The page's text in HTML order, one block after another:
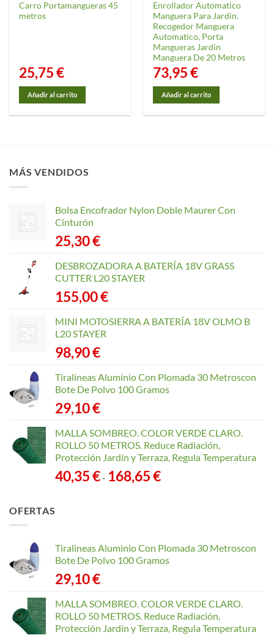
Carro Portamangueras 45
metros
25,75€
Añadir al carrito
Enrollador Automatico
Manguera Para Jardin.
Recogedor Manguera
Automatico, Porta
Mangueras Jardin
Manguera De 20 Metros
73,95€
Añadir al carrito
MÁS VENDIDOS
Bolsa Encofrador Nylon Doble Maurer Con
Cinturón
25,30€
DESBROZADORA A BATERÍA 18V GRASS
CUTTER L20 STAYER
155,00€
MINI MOTOSIERRA A BATERÍA 18V OLMO B
L20 STAYER
98,90€
Tiralineas Aluminio Con Plomada 30 Metroscon
Bote De Polvo 100 Gramos
29,10€
MALLA SOMBREO. COLOR VERDE CLARO.
ROLLO 50 METROS. Reduce Radiación,
Protección Jardín y Terraza, Regula Temperatura
40,35€- 168,65€Rango
168,65 €
OFERTAS
Tiralineas Aluminio Con Plomada 30 Metroscon
Bote De Polvo 100 Gramos
29,10€
MALLA SOMBREO. COLOR VERDE CLARO.
ROLLO 50 METROS. Reduce Radiación,
Protección Jardín y Terraza, Regula Temperatura